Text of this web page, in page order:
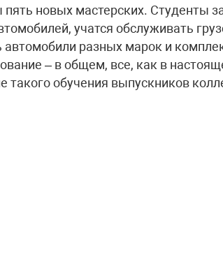
новых мастерских. Студенты
учатся обслуживать
автомобили разных марок и
– в общем, все, как в
такого обучения выпускников